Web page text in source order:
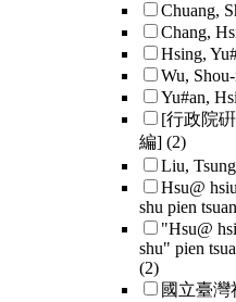
Chuang,
Chang,
Hsing,
Wu,
Yu#an,
[行政院
編] (2)
Liu,
Hsu@
shu pien
"Hsu@
shu" pien
(2)
國立臺